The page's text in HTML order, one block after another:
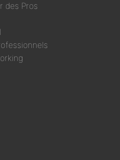
des Pros